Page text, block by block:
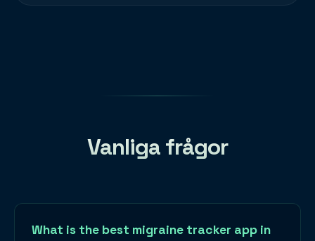
Vanliga frågor
What is the best migraine tracker app in